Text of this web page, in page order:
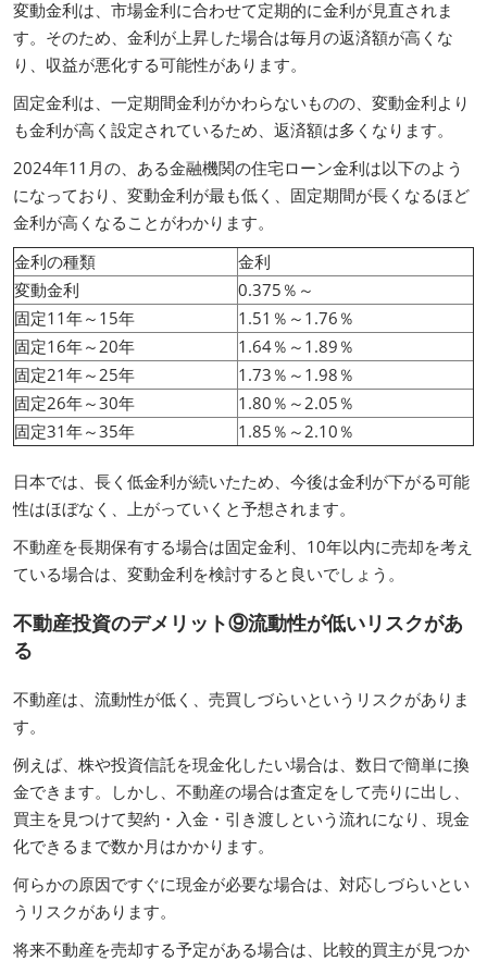
変動金利は、市場金利に合わせて定期的に金利が見直されま
す。そのため、金利が上昇した場合は毎月の返済額が高くな
り、収益が悪化する可能性があります。
固定金利は、一定期間金利がかわらないものの、変動金利より
も金利が高く設定されているため、返済額は多くなります。
2024年11月の、ある金融機関の住宅ローン金利は以下のよう
になっており、変動金利が最も低く、固定期間が長くなるほど
金利が高くなることがわかります。
金利の種類
金利
変動金利
0.375％～
固定11年～15年
1.51％～1.76％
固定16年～20年
1.64％～1.89％
固定21年～25年
1.73％～1.98％
固定26年～30年
1.80％～2.05％
固定31年～35年
1.85％～2.10％
日本では、長く低金利が続いたため、今後は金利が下がる可能
性はほぼなく、上がっていくと予想されます。
不動産を長期保有する場合は固定金利、10年以内に売却を考え
ている場合は、変動金利を検討すると良いでしょう。
不動産投資のデメリット⑨流動性が低いリスクがあ
る
不動産は、流動性が低く、売買しづらいというリスクがありま
す。
例えば、株や投資信託を現金化したい場合は、数日で簡単に換
金できます。しかし、不動産の場合は査定をして売りに出し、
買主を見つけて契約・入金・引き渡しという流れになり、現金
化できるまで数か月はかかります。
何らかの原因ですぐに現金が必要な場合は、対応しづらいとい
うリスクがあります。
将来不動産を売却する予定がある場合は、比較的買主が見つか